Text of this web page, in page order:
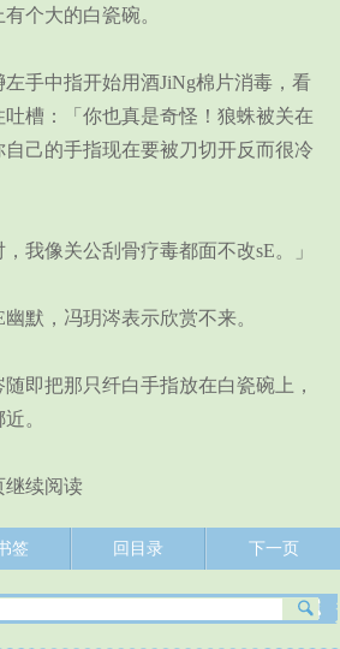
个大的白瓷碗。
中指开始用酒JiNg棉片消毒，看
槽：「你也真是奇怪！狼蛛被关在
己的手指现在要被刀切开反而很冷
像关公刮骨疗毒都面不改sE。」
，冯玥涔表示欣赏不来。
把那只纤白手指放在白瓷碗上，
。
续阅读
签 回目录 下一页